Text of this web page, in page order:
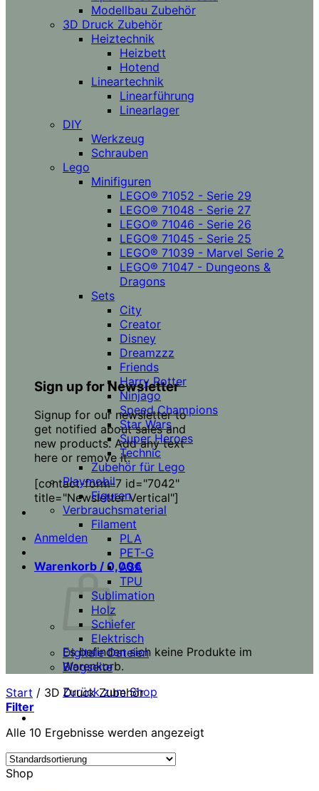
Sign up for Newsletter
Signup for our newsletter to
get notified about sales and
new products. Add any text
here or remove it.
[contact-form-7 id="7042"
title="Newsletter Vertical"]
Anmelden
Warenkorb / 0,00€
Es befinden sich keine Produkte im
Warenkorb.
Zurück zum Shop
Modellbau Zubehör
3D Druck Zubehör
Heiztechnik
Heizbett
Hotend
Lineartechnik
Linearführung
Linearlager
DIY
Werkzeug
Schrauben
Lego
Minifiguren
LEGO® 71052 - Serie 29
LEGO® 71048 - Serie 27
LEGO® 71046 - Serie 26
LEGO® 71045 - Serie 25
LEGO® 71039 - Marvel Serie 2
LEGO® 71047 - Dungeons &
Dragons
Sets
City
Creator
Disney
Dreamzzz
Friends
Harry Potter
Ninjago
Speed Champions
Star Wars
Super Heroes
Technic
Zubehör für Lego
Playmobil
Figuren
Verbrauchsmaterial
Filament
PLA
PET-G
ASA
TPU
Sublimation
Holz
Schiefer
Elektrisch
Digitale Dateien
Blogseite
Start / 3D Druck Zubehör
Filter
Alle 10 Ergebnisse werden angezeigt
Shop